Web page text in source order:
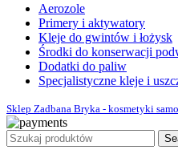
Aerozole
Primery i aktywatory
Kleje do gwintów i łożysk
Środki do konserwacji
Dodatki do paliw
Specjalistyczne kleje i
Sklep Zadbana Bryka - kosmetyki